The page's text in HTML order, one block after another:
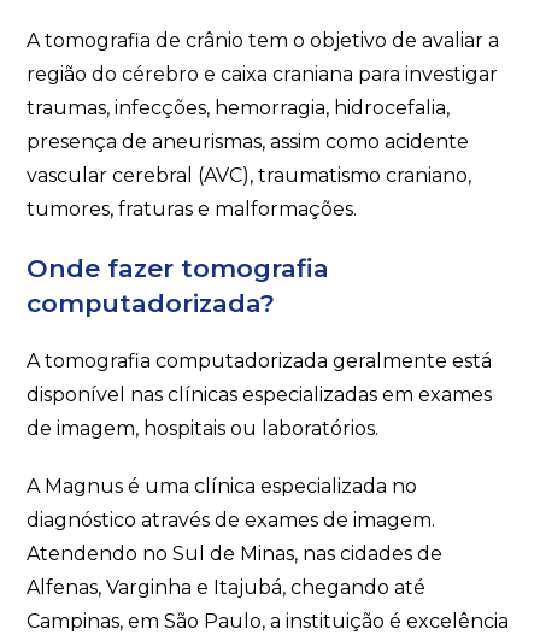
A tomografia de crânio tem o objetivo de avaliar a
região do cérebro e caixa craniana para investigar
traumas, infecções, hemorragia, hidrocefalia,
presença de aneurismas, assim como acidente
vascular cerebral (AVC), traumatismo craniano,
tumores, fraturas e malformações.
Onde fazer tomografia
computadorizada?
A tomografia computadorizada geralmente está
disponível nas clínicas especializadas em exames
de imagem, hospitais ou laboratórios.
A Magnus é uma clínica especializada no
diagnóstico através de exames de imagem.
Atendendo no Sul de Minas, nas cidades de
Alfenas, Varginha e Itajubá, chegando até
Campinas, em São Paulo, a instituição é excelência